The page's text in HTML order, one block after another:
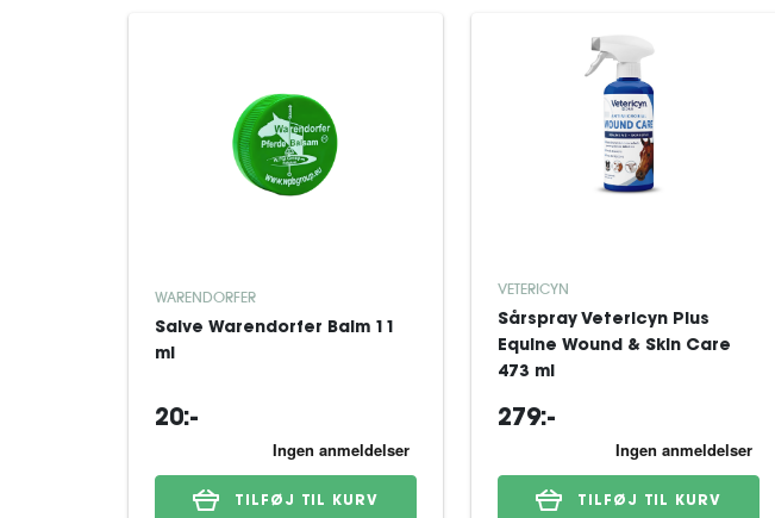
WARENDORFER
Salve Warendorfer Balm 11
ml
20:-
TILFØJ TIL KURV
VETERICYN
Sårspray Vetericyn Plus
Equine Wound & Skin Care
473 ml
279:-
TILFØJ TIL KURV